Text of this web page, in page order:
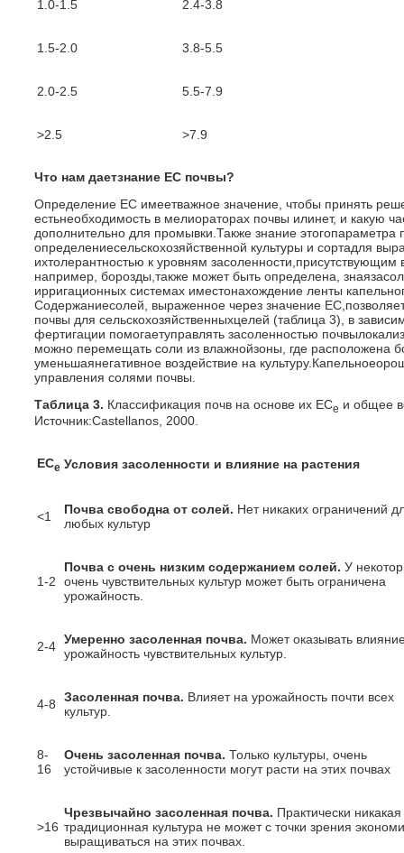
1.0-1.5 2.4-3.8
1.5-2.0 3.8-5.5
2.0-2.5 5.5-7.9
>2.5 >7.9
Что нам даетзнание ЕС почвы?
Определение ЕС имеетважное значение, чтобы принять
естьнеобходимость в мелиораторах почвы илинет, и какую
дополнительно для промывки.Также знание этогопараметра
определениесельскохозяйственной культуры и сортадля
ихтолерантностью к уровням засоленности,присутствующим
например, борозды,также может быть определена,
ирригационных системах иместонахождение ленты
Содержаниесолей, выраженное через значение
почвы для сельскохозяйственныхцелей (таблица 3), в
фертигации помогаетуправлять засоленностью
можно перемещать соли из влажнойзоны, где расположена
уменьшаянегативное воздействие на
управления солями почвы.
Таблица 3. Классификация почв на основе их ECе и общее
Источник:Castellanos, 2000.
ЕСе Условия засоленности и влияние на растения
<1 Почва свободна от солей. Нет никаких ограничений
любых культур
1-2
Почва с очень низким содержанием солей. У
очень чувствительных культур может быть ограничена
урожайность.
2-4 Умеренно засоленная почва. Может оказывать
урожайность чувствительных культур.
4-8 Засоленная почва. Влияет на урожайность почти всех
культур.
8-
16
Очень засоленная почва. Только культуры, очень
устойчивые к засоленности могут расти на этих почвах
>16
Чрезвычайно засоленная почва. Практически никакая
традиционная культура не может с точки зрения
выращиваться на этих почвах.